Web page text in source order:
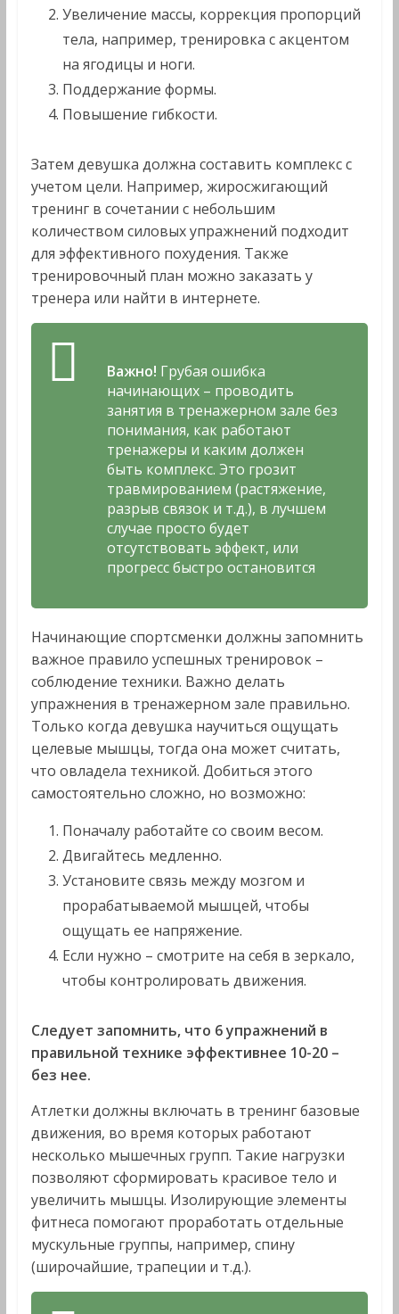
Увеличение массы, коррекция пропорций
тела, например, тренировка с акцентом
на ягодицы и ноги.
Поддержание формы.
Повышение гибкости.
Затем девушка должна составить комплекс с
учетом цели. Например, жиросжигающий
тренинг в сочетании с небольшим
количеством силовых упражнений подходит
для эффективного похудения. Также
тренировочный план можно заказать у
тренера или найти в интернете.
Важно! Грубая ошибка
начинающих – проводить
занятия в тренажерном зале без
понимания, как работают
тренажеры и каким должен
быть комплекс. Это грозит
травмированием (растяжение,
разрыв связок и т.д.), в лучшем
случае просто будет
отсутствовать эффект, или
прогресс быстро остановится
Начинающие спортсменки должны запомнить
важное правило успешных тренировок –
соблюдение техники. Важно делать
упражнения в тренажерном зале правильно.
Только когда девушка научиться ощущать
целевые мышцы, тогда она может считать,
что овладела техникой. Добиться этого
самостоятельно сложно, но возможно:
Поначалу работайте со своим весом.
Двигайтесь медленно.
Установите связь между мозгом и
прорабатываемой мышцей, чтобы
ощущать ее напряжение.
Если нужно – смотрите на себя в зеркало,
чтобы контролировать движения.
Следует запомнить, что 6 упражнений в
правильной технике эффективнее 10-20 –
без нее.
Атлетки должны включать в тренинг базовые
движения, во время которых работают
несколько мышечных групп. Такие нагрузки
позволяют сформировать красивое тело и
увеличить мышцы. Изолирующие элементы
фитнеса помогают проработать отдельные
мускульные группы, например, спину
(широчайшие, трапеции и т.д.).